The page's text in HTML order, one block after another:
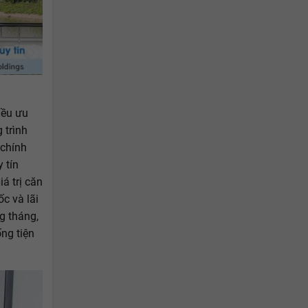
ưu
trình
tín
trị căn
và lãi
tháng,
tiện